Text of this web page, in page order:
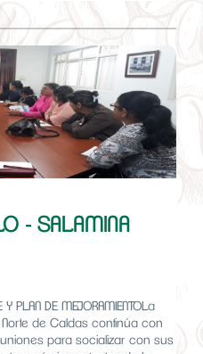
- SALAMINA
Y PLAN DE MEJORAMIENTOLa
de Caldas continúa con
para socializar con sus